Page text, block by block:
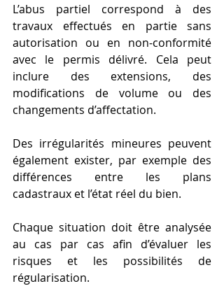
L’abus partiel correspond à des
travaux effectués en partie sans
autorisation ou en non-conformité
avec le permis délivré. Cela peut
inclure des extensions, des
modifications de volume ou des
changements d’affectation.
Des irrégularités mineures peuvent
également exister, par exemple des
différences entre les plans
cadastraux et l’état réel du bien.
Chaque situation doit être analysée
au cas par cas afin d’évaluer les
risques et les possibilités de
régularisation.